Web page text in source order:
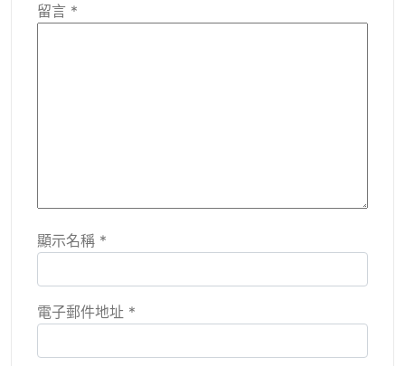
留言 *
顯示名稱 *
電子郵件地址 *